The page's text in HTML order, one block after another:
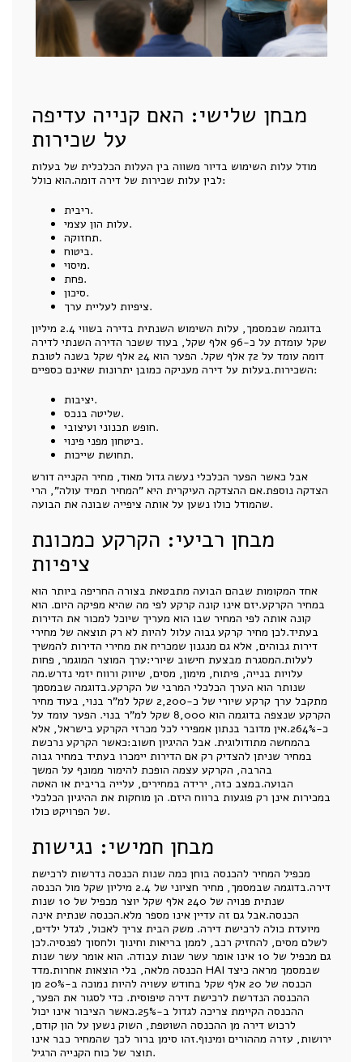
מבחן שלישי: האם קנייה עדיפה
על שכירות
מודל עלות השימוש בדיור משווה בין העלות הכלכלית של בעלות
לבין עלות שכירות של דירה דומה.הוא כולל:
ריבית.
עלות הון עצמי.
תחזוקה.
ביטוח.
מיסוי.
פחת.
סיכון.
ציפיות לעליית ערך.
בדוגמה שבמסמך, עלות השימוש השנתית בדירה בשווי 2.4 מיליון
שקל עומדת על כ-96 אלף שקל, בעוד ששכר הדירה השנתי לדירה
דומה עומד על 72 אלף שקל. הפער הוא 24 אלף שקל בשנה לטובת
השכירות.בעלות על דירה מעניקה כמובן יתרונות שאינם כספיים:
יציבות.
שליטה בנכס.
חופש תכנוני ועיצובי.
ביטחון מפני פינוי.
תחושת שייכות.
אבל כאשר הפער הכלכלי נעשה גדול מאוד, מחיר הקנייה דורש
הצדקה נוספת.אם ההצדקה העיקרית היא "המחיר תמיד עולה", הרי
שהמודל כולו נשען על אותה ציפייה שבונה את הבועה.
מבחן רביעי: הקרקע כמכונת
ציפיות
אחד המקומות שבהם הבועה מתבטאת בצורה החריפה ביותר הוא
במחיר הקרקע.יזם אינו קונה קרקע לפי מה שהיא מפיקה היום. הוא
קונה אותה לפי המחיר שבו הוא מעריך שיוכל למכור את הדירות
בעתיד.לכן מחיר קרקע גבוה עלול להיות לא רק תוצאה של מחירי
דירות גבוהים, אלא גם מנגנון שמכריח את מחירי הדירות להמשיך
לעלות.המסגרת מבצעת חישוב שיורי:ערך המוצר המוגמר, פחות
עלויות בנייה, פיתוח, מימון, מסים, שיווק ורווח יזמי נדרש.מה
שנותר הוא הערך הכלכלי המרבי של הקרקע.בדוגמה שבמסמך
מתקבל ערך קרקע שיורי של כ-2,200 שקל למ"ר בנוי, בעוד מחיר
הקרקע שנצפה בדוגמה הוא 8,000 שקל למ"ר בנוי. הפער עומד על
כ-264%.אין מדובר בנתון אמפירי לכל מכרזי הקרקע בישראל, אלא
בהמחשה מתודולוגית. אבל ההיגיון חשוב:כאשר הקרקע נרכשת
במחיר שניתן להצדיק רק אם הדירות יימכרו בעתיד במחיר גבוה
בהרבה, הקרקע עצמה הופכת להימור ממונף על המשך
הבועה.במצב כזה, ירידה במחירים, עלייה בריבית או האטה
במכירות אינן רק פוגעות ברווח היזם. הן מוחקות את ההיגיון הכלכלי
של הפרויקט כולו.
מבחן חמישי: נגישות
מכפיל המחיר להכנסה בוחן כמה שנות הכנסה נדרשות לרכישת
דירה.בדוגמה שבמסמך, מחיר חציוני של 2.4 מיליון שקל מול הכנסה
שנתית פנויה של 240 אלף שקל יוצר מכפיל של 10 שנות
הכנסה.אבל גם זה עדיין אינו מספר מלא.הכנסה שנתית אינה
מיועדת כולה לרכישת דירה. משק הבית צריך לאכול, לגדל ילדים,
לשלם מסים, להחזיק רכב, לממן בריאות וחינוך ולחסוך לפנסיה.לכן
גם מכפיל של 10 אינו אומר עשר שנות עבודה. הוא אומר עשר שנות
הכנסה מלאה, בלי הוצאות אחרות.מדד HAI שבמסמך מראה כיצד
הכנסה של 20 אלף שקל בחודש עשויה להיות נמוכה ב-20% מן
ההכנסה הנדרשת לרכישת דירה טיפוסית. כדי לסגור את הפער,
ההכנסה הקיימת צריכה לגדול ב-25%.כאשר הציבור אינו יכול
לרכוש דירה מן ההכנסה השוטפת, השוק נשען על הון קודם,
ירושות, עזרה מההורים ומינוף.זהו סימן ברור לכך שהמחיר כבר אינו
תוצר של כוח הקנייה הרגיל.